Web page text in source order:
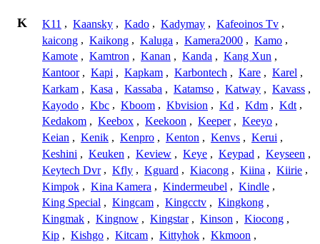
K K11 , Kaansky , Kado , Kadymay , Kafeoinos Tv ,
kaicong , Kaikong , Kaluga , Kamera2000 , Kamo ,
Kamote , Kamtron , Kanan , Kanda , Kang Xun ,
Kantoor , Kapi , Kapkam , Karbontech , Kare , Karel ,
Karkam , Kasa , Kassaba , Katamso , Katway , Kavass ,
Kayodo , Kbc , Kboom , Kbvision , Kd , Kdm , Kdt ,
Kedakom , Keebox , Keekoon , Keeper , Keeyo ,
Keian , Kenik , Kenpro , Kenton , Kenvs , Kerui ,
Keshini , Keuken , Keview , Keye , Keypad , Keyseen ,
Keytech Dvr , Kfly , Kguard , Kiacong , Kiina , Kiirie ,
Kimpok , Kina Kamera , Kindermeubel , Kindle ,
King Special , Kingcam , Kingcctv , Kingkong ,
Kingmak , Kingnow , Kingstar , Kinson , Kiocong ,
Kip , Kishgo , Kitcam , Kittyhok , Kkmoon ,